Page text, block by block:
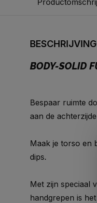
BESCHRIJVING
BODY-SOLID
Bespaar ruimte
aan de
Maak je torso en
dips.
Met zijn speciaal
handgrepen is